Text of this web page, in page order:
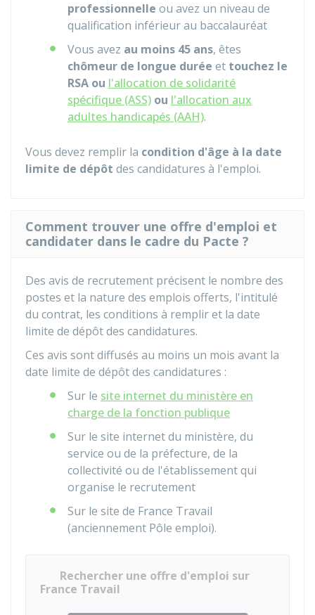
professionnelle ou avez un niveau de
qualification inférieur au baccalauréat
Vous avez au moins 45 ans, êtes
chômeur de longue durée et touchez le
RSA ou l'allocation de solidarité
spécifique (ASS) ou l'allocation aux
adultes handicapés (AAH).
Vous devez remplir la condition d'âge à la date
limite de dépôt des candidatures à l'emploi.
Comment trouver une offre d'emploi et
candidater dans le cadre du Pacte ?
Des avis de recrutement précisent le nombre des
postes et la nature des emplois offerts, l'intitulé
du contrat, les conditions à remplir et la date
limite de dépôt des candidatures.
Ces avis sont diffusés au moins un mois avant la
date limite de dépôt des candidatures :
Sur le site internet du ministère en
charge de la fonction publique
Sur le site internet du ministère, du
service ou de la préfecture, de la
collectivité ou de l'établissement qui
organise le recrutement
Sur le site de France Travail
(anciennement Pôle emploi).
Rechercher une offre d'emploi sur
France Travail